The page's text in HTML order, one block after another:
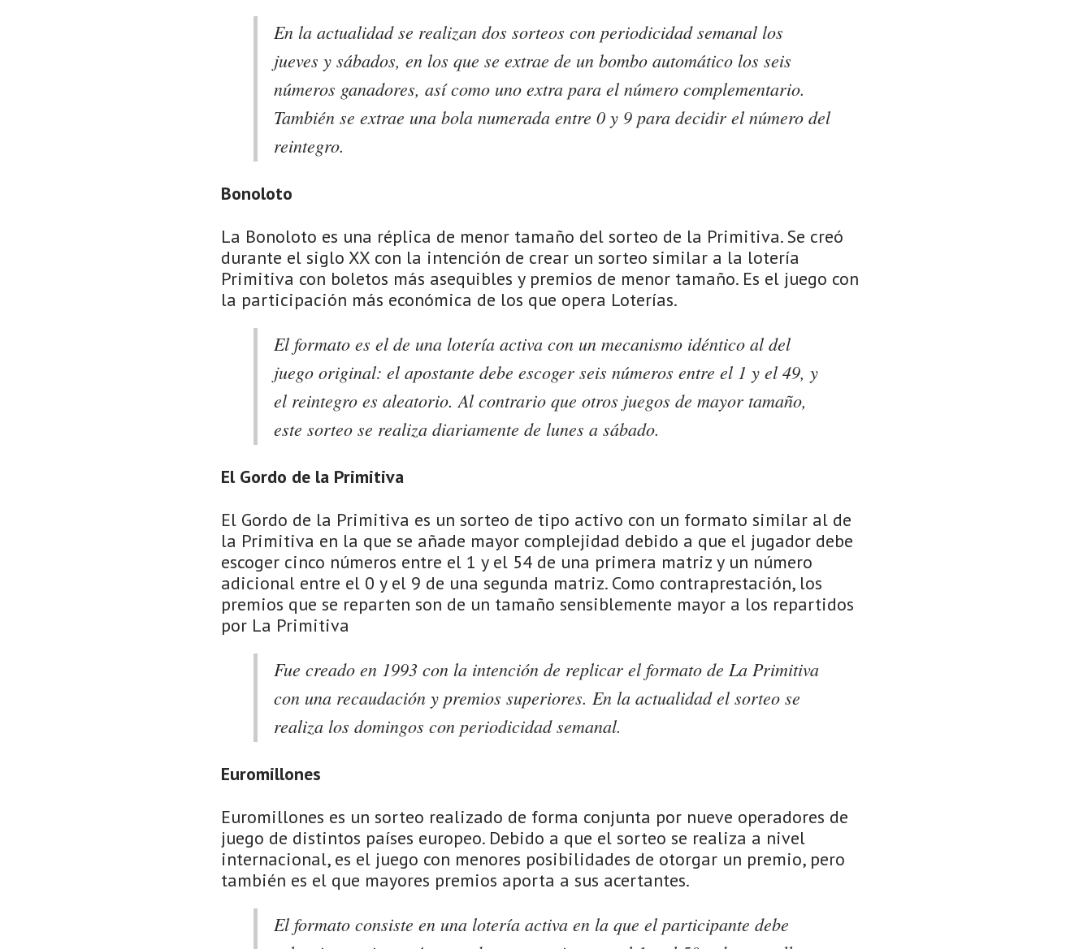
En la actualidad se realizan dos sorteos con periodicidad semanal los
jueves y sábados, en los que se extrae de un bombo automático los seis
números ganadores, así como uno extra para el número complementario.
También se extrae una bola numerada entre 0 y 9 para decidir el número del
reintegro.
Bonoloto
La Bonoloto es una réplica de menor tamaño del sorteo de la Primitiva. Se creó
durante el siglo XX con la intención de crear un sorteo similar a la lotería
Primitiva con boletos más asequibles y premios de menor tamaño. Es el juego con
la participación más económica de los que opera Loterías.
El formato es el de una lotería activa con un mecanismo idéntico al del
juego original: el apostante debe escoger seis números entre el 1 y el 49, y
el reintegro es aleatorio. Al contrario que otros juegos de mayor tamaño,
este sorteo se realiza diariamente de lunes a sábado.
El Gordo de la Primitiva
El Gordo de la Primitiva es un sorteo de tipo activo con un formato similar al de
la Primitiva en la que se añade mayor complejidad debido a que el jugador debe
escoger cinco números entre el 1 y el 54 de una primera matriz y un número
adicional entre el 0 y el 9 de una segunda matriz. Como contraprestación, los
premios que se reparten son de un tamaño sensiblemente mayor a los repartidos
por La Primitiva
Fue creado en 1993 con la intención de replicar el formato de La Primitiva
con una recaudación y premios superiores. En la actualidad el sorteo se
realiza los domingos con periodicidad semanal.
Euromillones
Euromillones es un sorteo realizado de forma conjunta por nueve operadores de
juego de distintos países europeo. Debido a que el sorteo se realiza a nivel
internacional, es el juego con menores posibilidades de otorgar un premio, pero
también es el que mayores premios aporta a sus acertantes.
El formato consiste en una lotería activa en la que el participante debe